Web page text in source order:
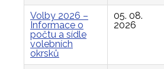
Volby 2026 –
Informace o
počtu a sídle
volebních
okrsků
05. 08.
2026